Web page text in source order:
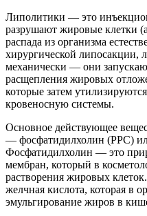
Липолитики — это
разрушают жировые клетки
распада из организма
хирургической липосакции,
механически — они
расщепления жировых
которые затем
кровеносную системы.
Основное действующее
— фосфатидилхолин (PPC)
Фосфатидилхолин — это
мембран, который в
растворения жировых
желчная кислота, которая в
эмульгирование жиров в